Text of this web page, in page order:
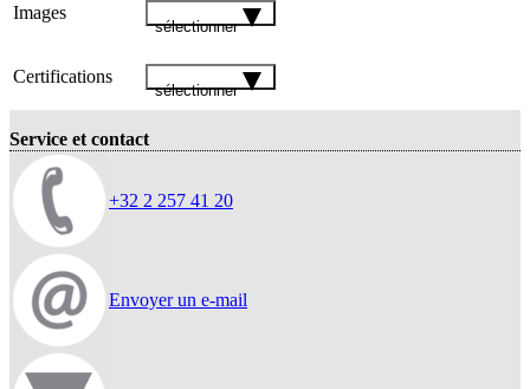
Images
sélectionner
Certifications
sélectionner
Service et contact
+32 2 257 41 20
Envoyer un e-mail